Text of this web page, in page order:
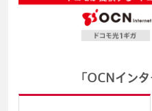
「OCNイン